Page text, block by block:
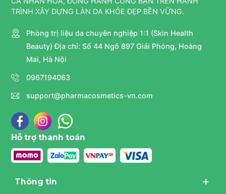
TRÌNH XÂY DỰNG LÀN DA KHỎE ĐẸP BỀN VỮNG.
Phòng trị liệu da chuyên nghiệp 1:1 (Skin Health
Beauty) Địa chỉ: Số 44 Ngõ 897 Giải Phóng, Hoàng
Mai, Hà Nội
0967194063
support@pharmacosmetics-vn.com
Hỗ trợ thanh toán
Thông tin